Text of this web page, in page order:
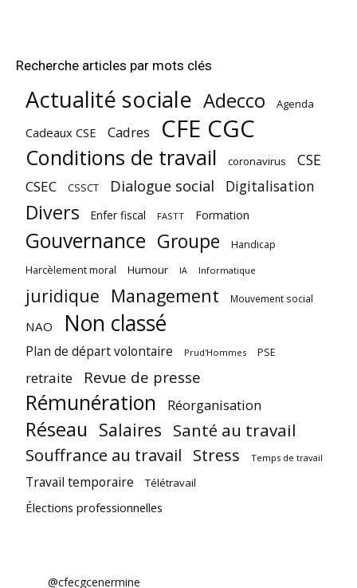
Recherche articles par mots clés
Actualité sociale Adecco Agenda
Cadeaux CSE Cadres CFE CGC
Conditions de travail coronavirus CSE
CSEC CSSCT Dialogue social Digitalisation
Divers Enfer fiscal FASTT Formation
Gouvernance Groupe Handicap
Harcèlement moral Humour IA Informatique
juridique Management Mouvement social
NAO Non classé
Plan de départ volontaire Prud'Hommes PSE
retraite Revue de presse
Rémunération Réorganisation
Réseau Salaires Santé au travail
Souffrance au travail Stress Temps de travail
Travail temporaire Télétravail
Élections professionnelles
@cfecgcenermine